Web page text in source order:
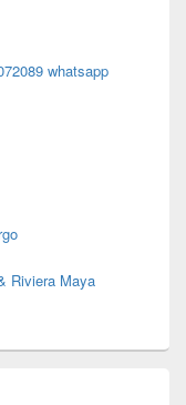
whatsapp
Riviera Maya